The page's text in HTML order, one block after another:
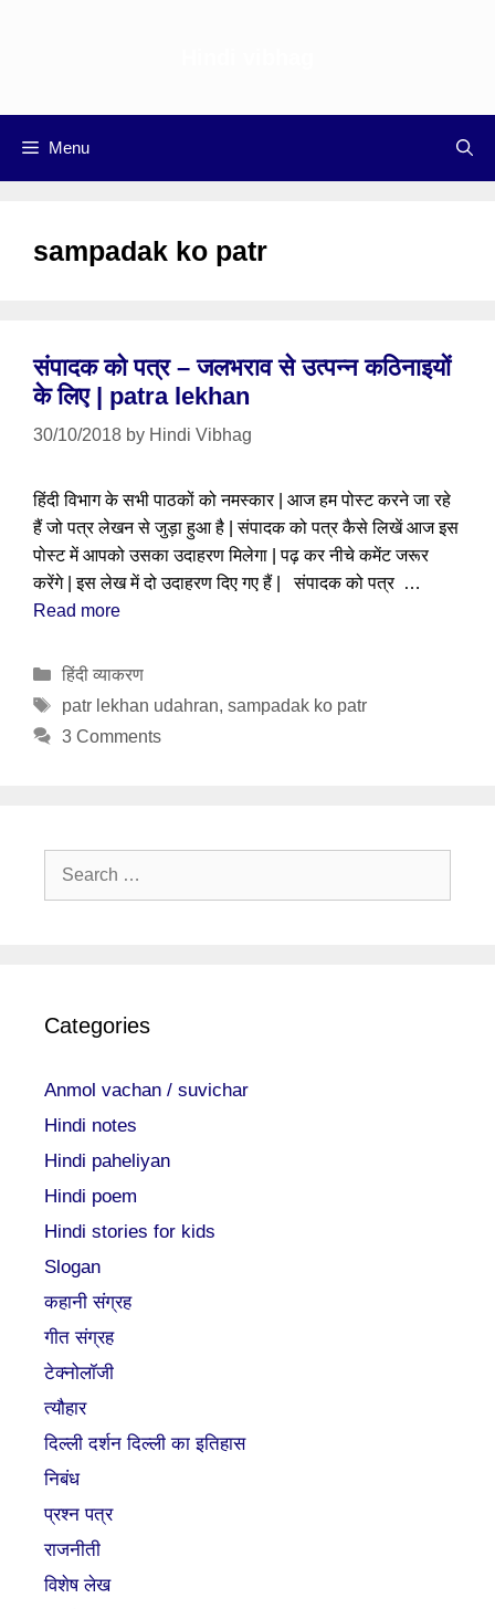
Menu
sampadak ko patr
संपादक को पत्र – जलभराव से उत्पन्न कठिनाइयों
के लिए | patra lekhan
30/10/2018 by Hindi Vibhag
हिंदी विभाग के सभी पाठकों को नमस्कार | आज हम पोस्ट करने जा रहे
हैं जो पत्र लेखन से जुड़ा हुआ है | संपादक को पत्र कैसे लिखें आज इस
पोस्ट में आपको उसका उदाहरण मिलेगा | पढ़ कर नीचे कमेंट जरूर
करेंगे | इस लेख में दो उदाहरण दिए गए हैं | संपादक को पत्र …
Read more
Categories
हिंदी व्याकरण
Tags
patr lekhan udahran, sampadak ko patr
3 Comments
Search
Categories
Anmol vachan / suvichar
Hindi notes
Hindi paheliyan
Hindi poem
Hindi stories for kids
Slogan
कहानी संग्रह
गीत संग्रह
टेक्नोलॉजी
त्यौहार
दिल्ली दर्शन दिल्ली का इतिहास
निबंध
प्रश्न पत्र
राजनीती
विशेष लेख